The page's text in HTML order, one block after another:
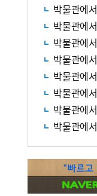
박물관에
박물관에
박물관에
박물관에
박물관에
박물관에
박물관에
박물관에